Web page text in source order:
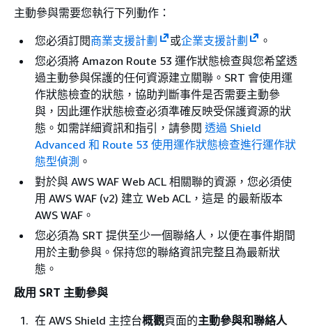
主動參與需要您執行下列動作：
您必須訂閱商業支援計劃 或企業支援計劃
。
您必須將 Amazon Route 53 運作狀態檢查與您希望透
過主動參與保護的任何資源建立關聯。SRT 會使用運
作狀態檢查的狀態，協助判斷事件是否需要主動參
與，因此運作狀態檢查必須準確反映受保護資源的狀
態。如需詳細資訊和指引，請參閱 透過 Shield
Advanced 和 Route 53 使用運作狀態檢查進行運作狀
態型偵測 。
對於與 AWS WAF Web ACL 相關聯的資源，您必須使
用 AWS WAF (v2) 建立 Web ACL，這是 的最新版本
AWS WAF。
您必須為 SRT 提供至少一個聯絡人，以便在事件期間
用於主動參與。保持您的聯絡資訊完整且為最新狀
態。
啟用 SRT 主動參與
在 AWS Shield 主控台概觀頁面的主動參與和聯絡人